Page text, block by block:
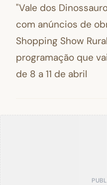
"Vale dos
com anúncios de
Shopping Show
programação que
de 8 a 11 de abril